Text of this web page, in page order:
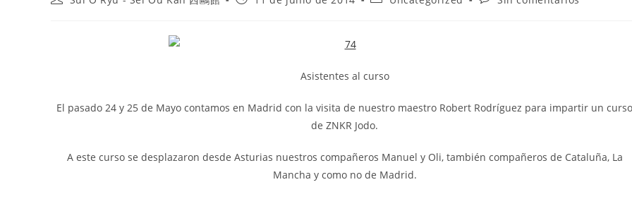
Asistentes al curso
El pasado 24 y 25 de Mayo contamos en Madrid con la visita de nuestro maestro Robert Rodríguez para impartir un curso
de ZNKR Jodo.
A este curso se desplazaron desde Asturias nuestros compañeros Manuel y Oli, también compañeros de Cataluña, La
Mancha y como no de Madrid.